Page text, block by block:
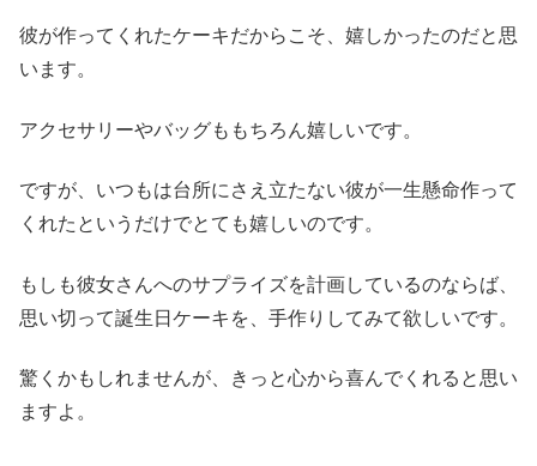
彼が作ってくれたケーキだからこそ、嬉しかったのだと思
います。
アクセサリーやバッグももちろん嬉しいです。
ですが、いつもは台所にさえ立たない彼が一生懸命作って
くれたというだけでとても嬉しいのです。
もしも彼女さんへのサプライズを計画しているのならば、
思い切って誕生日ケーキを、手作りしてみて欲しいです。
驚くかもしれませんが、きっと心から喜んでくれると思い
ますよ。